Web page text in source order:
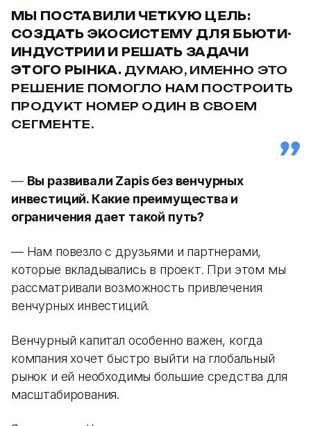
МЫ ПОСТАВИЛИ ЧЕТКУЮ ЦЕЛЬ:
СОЗДАТЬ ЭКОСИСТЕМУ ДЛЯ БЬЮТИ-
ИНДУСТРИИ И РЕШАТЬ ЗАДАЧИ
ЭТОГО РЫНКА. ДУМАЮ, ИМЕННО ЭТО
РЕШЕНИЕ ПОМОГЛО НАМ ПОСТРОИТЬ
ПРОДУКТ НОМЕР ОДИН В СВОЕМ
СЕГМЕНТЕ.
— Вы развивали Zapis без венчурных
инвестиций. Какие преимущества и
ограничения дает такой путь?
— Нам повезло с друзьями и партнерами,
которые вкладывались в проект. При этом мы
рассматривали возможность привлечения
венчурных инвестиций.
Венчурный капитал особенно важен, когда
компания хочет быстро выйти на глобальный
рынок и ей необходимы большие средства для
масштабирования.